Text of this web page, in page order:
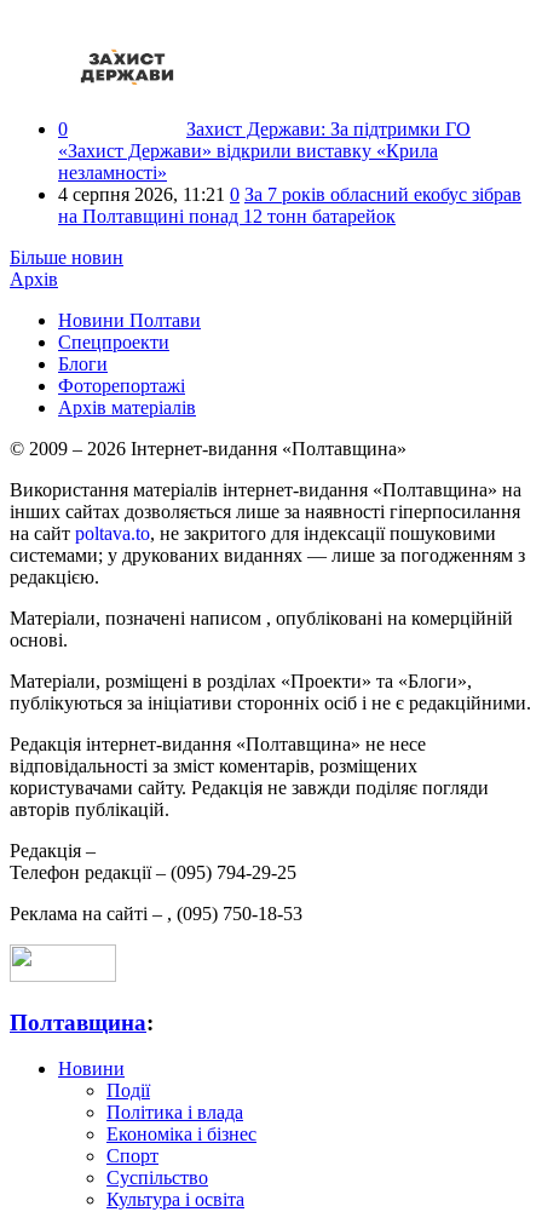
0 Захист Держави: За підтримки ГО
«Захист Держави» відкрили виставку «Крила
незламності»
4 серпня 2026, 11:21 0 За 7 років обласний екобус зібрав
на Полтавщині понад 12 тонн батарейок
Більше новин
Архів
Новини Полтави
Спецпроекти
Блоги
Фоторепортажі
Архів матеріалів
© 2009 – 2026 Інтернет-видання «Полтавщина»
Використання матеріалів інтернет-видання «Полтавщина» на
інших сайтах дозволяється лише за наявності гіперпосилання
на сайт poltava.to, не закритого для індексації пошуковими
системами; у друкованих виданнях — лише за погодженням з
редакцією.
Матеріали, позначені написом , опубліковані на комерційній
основі.
Матеріали, розміщені в розділах «Проекти» та «Блоги»,
публікуються за ініціативи сторонніх осіб і не є редакційними.
Редакція інтернет-видання «Полтавщина» не несе
відповідальності за зміст коментарів, розміщених
користувачами сайту. Редакція не завжди поділяє погляди
авторів публікацій.
Редакція –
Телефон редакції – (095) 794-29-25
Реклама на сайті – , (095) 750-18-53
Полтавщина:
Новини
Події
Політика і влада
Економіка і бізнес
Спорт
Суспільство
Культура і освіта